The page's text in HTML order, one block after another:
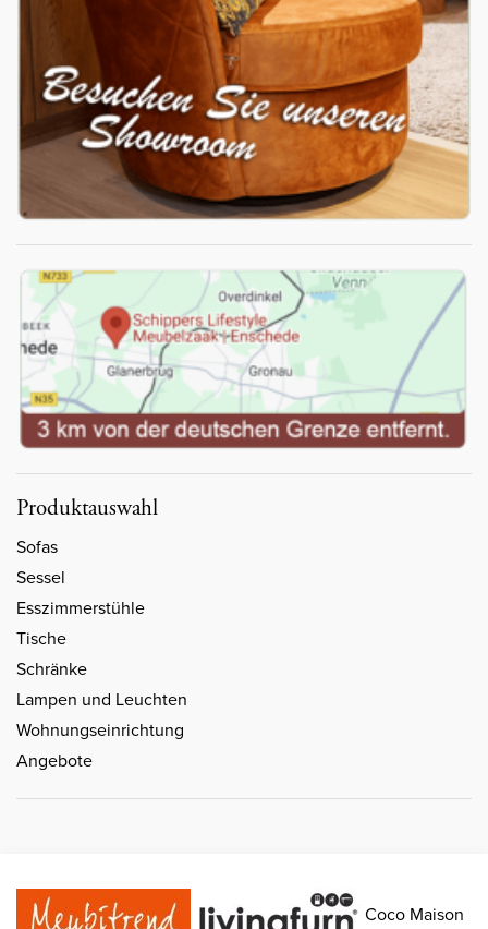
Produktauswahl
Sofas
Sessel
Esszimmerstühle
Tische
Schränke
Lampen und Leuchten
Wohnungseinrichtung
Angebote
Coco Maison